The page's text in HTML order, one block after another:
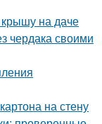
крышу на даче
чердака своими
на стену